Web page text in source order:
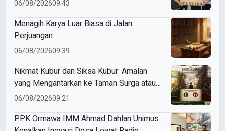
06/08/202609:43
Menagih Karya Luar Biasa di Jalan
Perjuangan
06/08/202609:39
Nikmat Kubur dan Siksa Kubur: Amalan
yang Mengantarkan ke Taman Surga atau
Azab Barzakh
06/08/202609:21
PPK Ormawa IMM Ahmad Dahlan Unimus